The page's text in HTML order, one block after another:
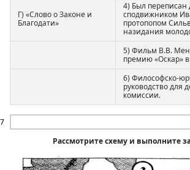
7
Г) «Слово о Законе и
Благодати»
4) Был переписан
сподвижником
протопопом
назидания
5) Фильм В.В.
премию «Оскар» в
6) Философско-
руководство для
комиссии.
Рассмотрите схему и выполните